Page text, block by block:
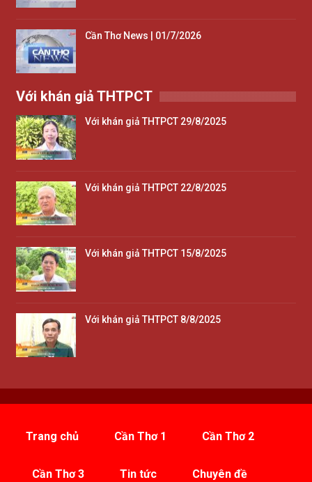
Cần Thơ News | 01/7/2026
Với khán giả THTPCT
Với khán giả THTPCT 29/8/2025
Với khán giả THTPCT 22/8/2025
Với khán giả THTPCT 15/8/2025
Với khán giả THTPCT 8/8/2025
Trang chủ Cần Thơ 1 Cần Thơ 2
Cần Thơ 3 Tin tức Chuyên đề